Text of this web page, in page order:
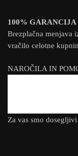
100%
Brezplačna menjava
vračilo celotne
NAROČILA IN
Za vas smo